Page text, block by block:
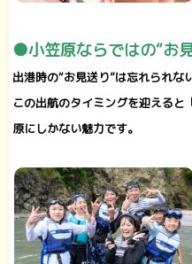
●小笠原ならではの“お
出港時の“お見送り”は忘れられ
この出航のタイミングを迎える
原にしかない魅力です。